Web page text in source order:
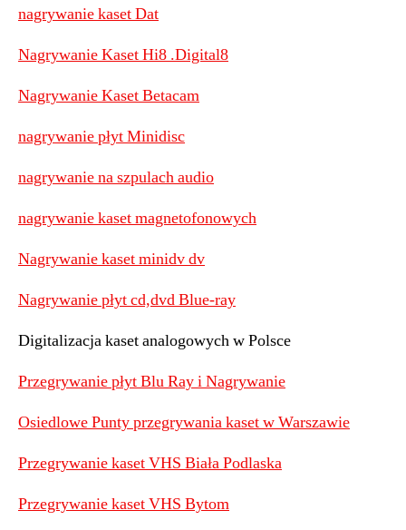
nagrywanie kaset Dat
Nagrywanie Kaset Hi8 .Digital8
Nagrywanie Kaset Betacam
nagrywanie płyt Minidisc
nagrywanie na szpulach audio
nagrywanie kaset magnetofonowych
Nagrywanie kaset minidv dv
Nagrywanie płyt cd,dvd Blue-ray
Digitalizacja kaset analogowych w Polsce
Przegrywanie płyt Blu Ray i Nagrywanie
Osiedlowe Punty przegrywania kaset w Warszawie
Przegrywanie kaset VHS Biała Podlaska
Przegrywanie kaset VHS Bytom